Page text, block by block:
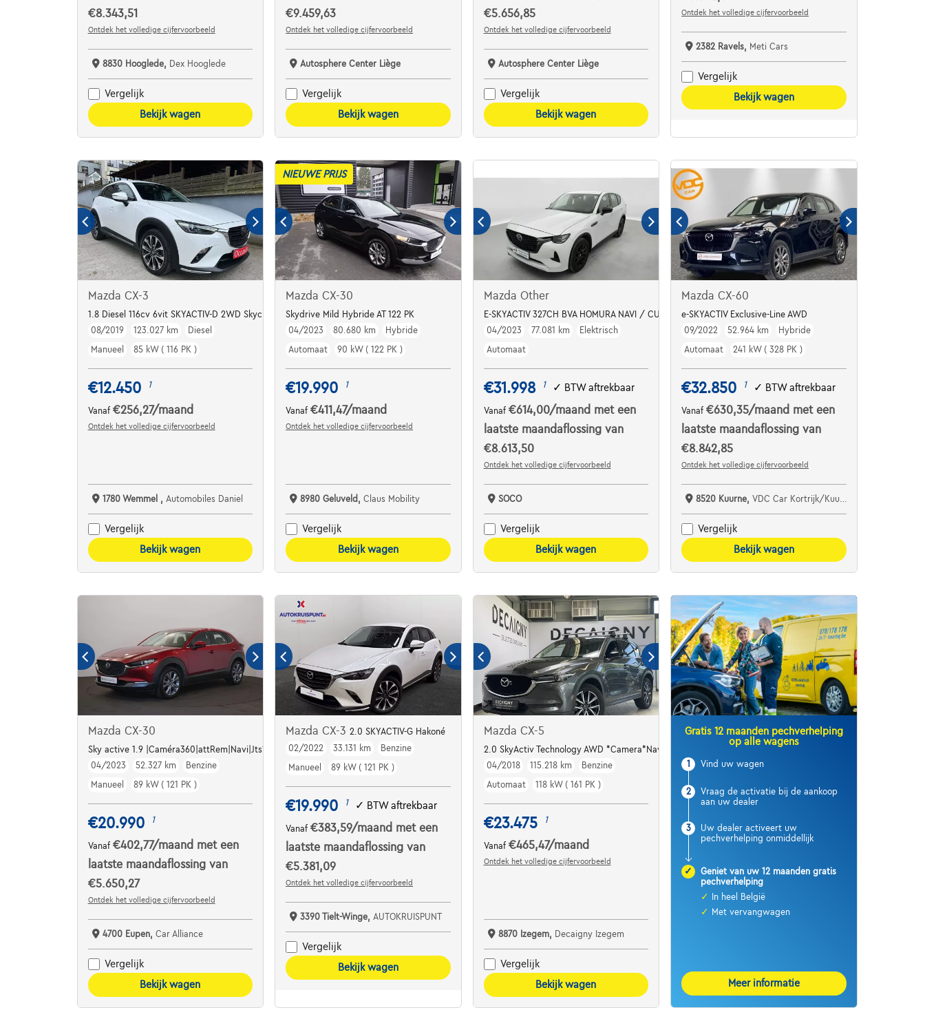
€8.343,51
Ontdek het volledige cijfervoorbeeld
8830 Hooglede, Dex Hooglede
Vergelijk
Bekijk wagen
€9.459,63
Ontdek het volledige cijfervoorbeeld
Autosphere Center Liège
Vergelijk
Bekijk wagen
€5.656,85
Ontdek het volledige cijfervoorbeeld
Autosphere Center Liège
Vergelijk
Bekijk wagen
Ontdek het volledige cijfervoorbeeld
2382 Ravels, Meti Cars
Vergelijk
Bekijk wagen
Mazda CX-3
1.8 Diesel 116cv 6vit SKYACTIV-D 2WD Skycruise
08/2019
123.027 km
Diesel
Manueel
85 kW ( 116 PK )
€12.450 1
Vanaf €256,27/maand
Ontdek het volledige cijfervoorbeeld
1780 Wemmel , Automobiles Daniel
Vergelijk
Bekijk wagen
NIEUWE PRIJS
Mazda CX-30
Skydrive Mild Hybride AT 122 PK
04/2023
80.680 km
Hybride
Automaat
90 kW ( 122 PK )
€19.990 1
Vanaf€411,47/maand
Ontdek het volledige cijfervoorbeeld
8980 Geluveld,Claus Mobility
Vergelijk
Bekijk wagen
Mazda Other
E-SKYACTIV 327CH BVA HOMURA NAVI / CUIR / FULL LED
04/2023
77.081 km
Elektrisch
Automaat
€31.998 1 ✓ BTW aftrekbaar
Vanaf €614,00/maand met een
laatste maandaflossing van
€8.613,50
Ontdek het volledige cijfervoorbeeld
SOCO
Vergelijk
Bekijk wagen
Mazda CX-60
e-SKYACTIV Exclusive-Line AWD
09/2022
52.964 km
Hybride
Automaat
241 kW ( 328 PK )
€32.850 1 ✓ BTW aftrekbaar
Vanaf€630,35/maand met een
laatste maandaflossing van
€8.842,85
Ontdek het volledige cijfervoorbeeld
8520 Kuurne,VDC Car Kortrijk/Kuurne
Vergelijk
Bekijk wagen
Mazda CX-30
Sky active 1.9 |Caméra360|attRem|Navi|Jts18"
04/2023
52.327 km
Benzine
Manueel
89 kW ( 121 PK )
€20.990 1
Vanaf €402,77/maand met een
laatste maandaflossing van
€5.650,27
Ontdek het volledige cijfervoorbeeld
4700 Eupen, Car Alliance
Vergelijk
Bekijk wagen
Mazda CX-32.0 SKYACTIV-G Hakoné
02/2022
33.131 km
Benzine
Manueel
89 kW ( 121 PK )
€19.990 1 ✓ BTW aftrekbaar
Vanaf€383,59/maand met een
laatste maandaflossing van
€5.381,09
Ontdek het volledige cijfervoorbeeld
3390 Tielt-Winge, AUTOKRUISPUNT
Vergelijk
Bekijk wagen
Mazda CX-5
2.0 SkyActiv Technology AWD *Camera*Navigatie
04/2018
115.218 km
Benzine
Automaat
118 kW ( 161 PK )
€23.475 1
Vanaf €465,47/maand
Ontdek het volledige cijfervoorbeeld
8870 Izegem, Decaigny Izegem
Vergelijk
Bekijk wagen
Gratis 12 maanden pechverhelping
op alle wagens
1 Vind uw wagen
2
Vraag de activatie bij de aankoop
aan uw dealer
3
Uw dealer activeert uw
pechverhelping onmiddellijk
✓
Geniet van uw 12 maanden gratis
pechverhelping
✓
In heel België
✓ Met vervangwagen
Meer informatie